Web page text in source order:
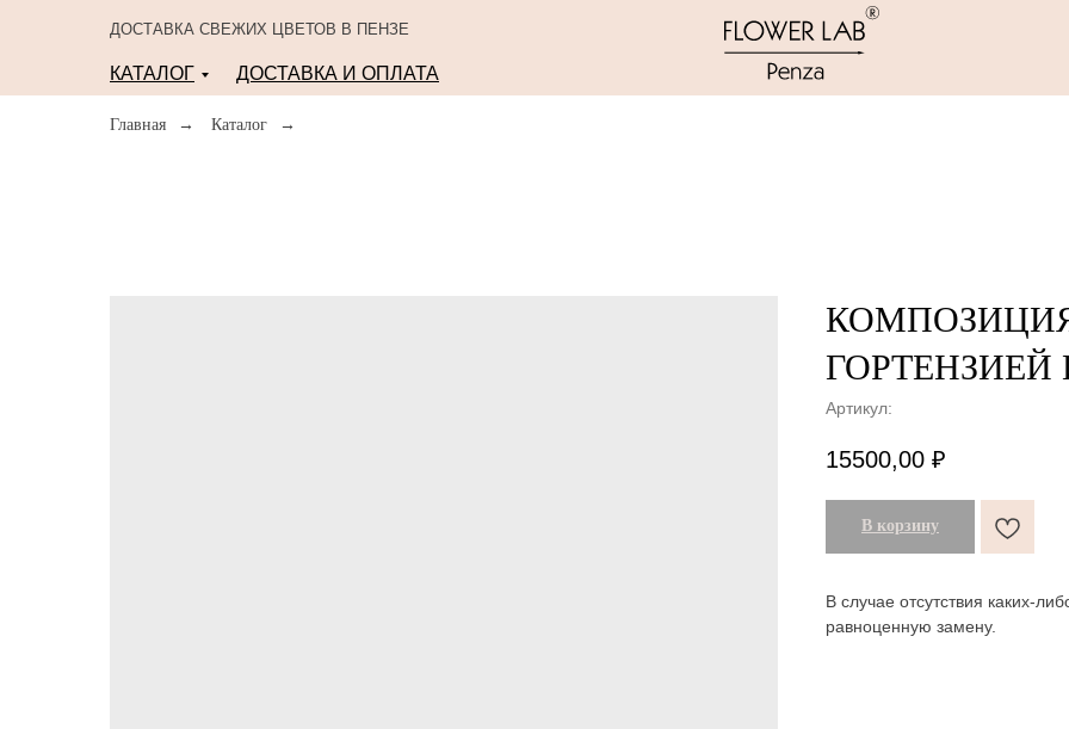
ДОСТАВКА СВЕЖИХ ЦВЕТОВ В ПЕНЗЕ
КАТАЛОГ ДОСТАВКА И ОПЛАТА
Главная → Каталог →
Артикул:
15500,00 ₽
В корзину
В случае отсутствия каких-
равноценную замену.